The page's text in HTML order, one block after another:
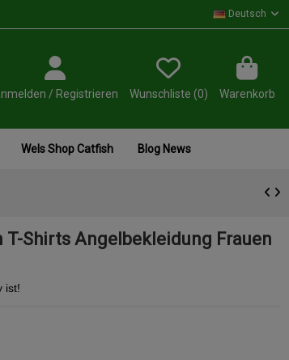
Deutsch
/ Registrieren Wunschliste (0) Warenkorb
Wels Shop Catfish Blog News
T-Shirts Angelbekleidung Frauen
ist!